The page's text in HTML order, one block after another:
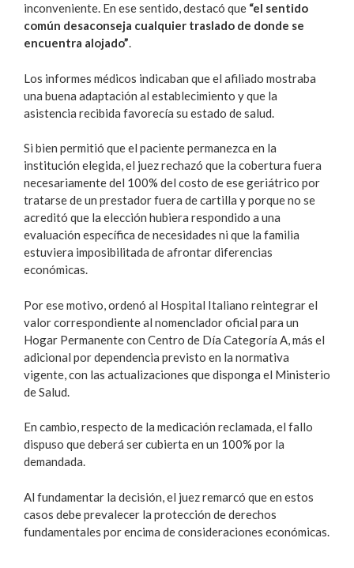
inconveniente. En ese sentido, destacó que “el sentido
común desaconseja cualquier traslado de donde se
encuentra alojado”.
Los informes médicos indicaban que el afiliado mostraba
una buena adaptación al establecimiento y que la
asistencia recibida favorecía su estado de salud.
Si bien permitió que el paciente permanezca en la
institución elegida, el juez rechazó que la cobertura fuera
necesariamente del 100% del costo de ese geriátrico por
tratarse de un prestador fuera de cartilla y porque no se
acreditó que la elección hubiera respondido a una
evaluación específica de necesidades ni que la familia
estuviera imposibilitada de afrontar diferencias
económicas.
Por ese motivo, ordenó al Hospital Italiano reintegrar el
valor correspondiente al nomenclador oficial para un
Hogar Permanente con Centro de Día Categoría A, más el
adicional por dependencia previsto en la normativa
vigente, con las actualizaciones que disponga el Ministerio
de Salud.
En cambio, respecto de la medicación reclamada, el fallo
dispuso que deberá ser cubierta en un 100% por la
demandada.
Al fundamentar la decisión, el juez remarcó que en estos
casos debe prevalecer la protección de derechos
fundamentales por encima de consideraciones económicas.